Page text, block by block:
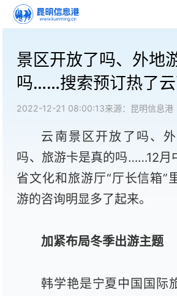
景区开放了吗、外地
吗……搜索预订热了
2022-12-21 08:00:13来源：昆明信息港
云南景区开放了吗、
吗、旅游卡是真的吗……12月
省文化和旅游厅“厅长信箱”
游的咨询明显多了起来。
加紧布局冬季出游主题
韩学艳是宁夏中国国际